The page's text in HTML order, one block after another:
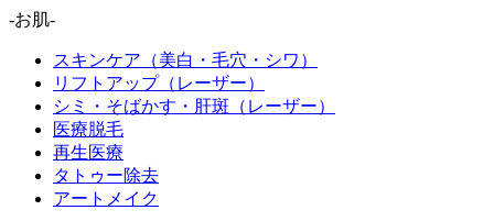
-お肌-
スキンケア（美白・毛穴・シワ）
リフトアップ（レーザー）
シミ・そばかす・肝斑（レーザー）
医療脱毛
再生医療
タトゥー除去
アートメイク